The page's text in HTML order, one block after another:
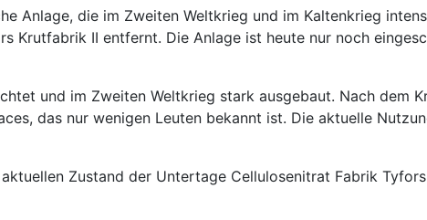
Anlage, die im Zweiten Weltkrieg und im Kaltenkrieg
Krutfabrik II entfernt. Die Anlage ist heute nur noch
und im Zweiten Weltkrieg stark ausgebaut. Nach dem
das nur wenigen Leuten bekannt ist. Die aktuelle
Zustand der Untertage Cellulosenitrat Fabrik